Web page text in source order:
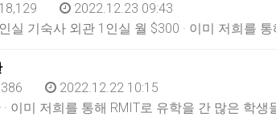
18,129
2022.12.23 09:43
실 기숙사 외관 1인실 월 $300 · 이미 저희를
2022.12.22 10:15
· 이미 저희를 통해 RMIT로 유학을 간 많은 학